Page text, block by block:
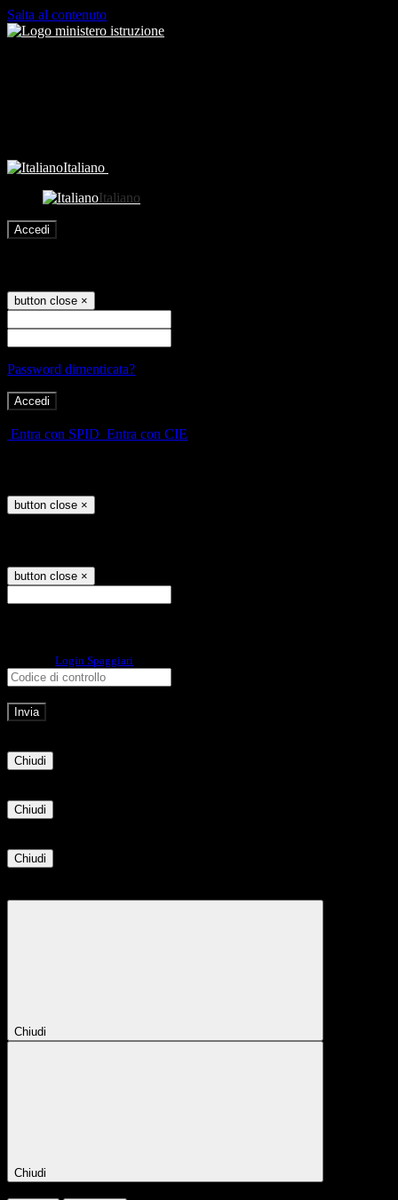
Salta al contenuto
Italiano
Italiano
Accedi
button close ×
Password dimenticata?
Entra con SPID Entra con CIE
button close ×
button close ×
Login Spaggiari
Chiudi
Chiudi
Chiudi
Chiudi
Chiudi